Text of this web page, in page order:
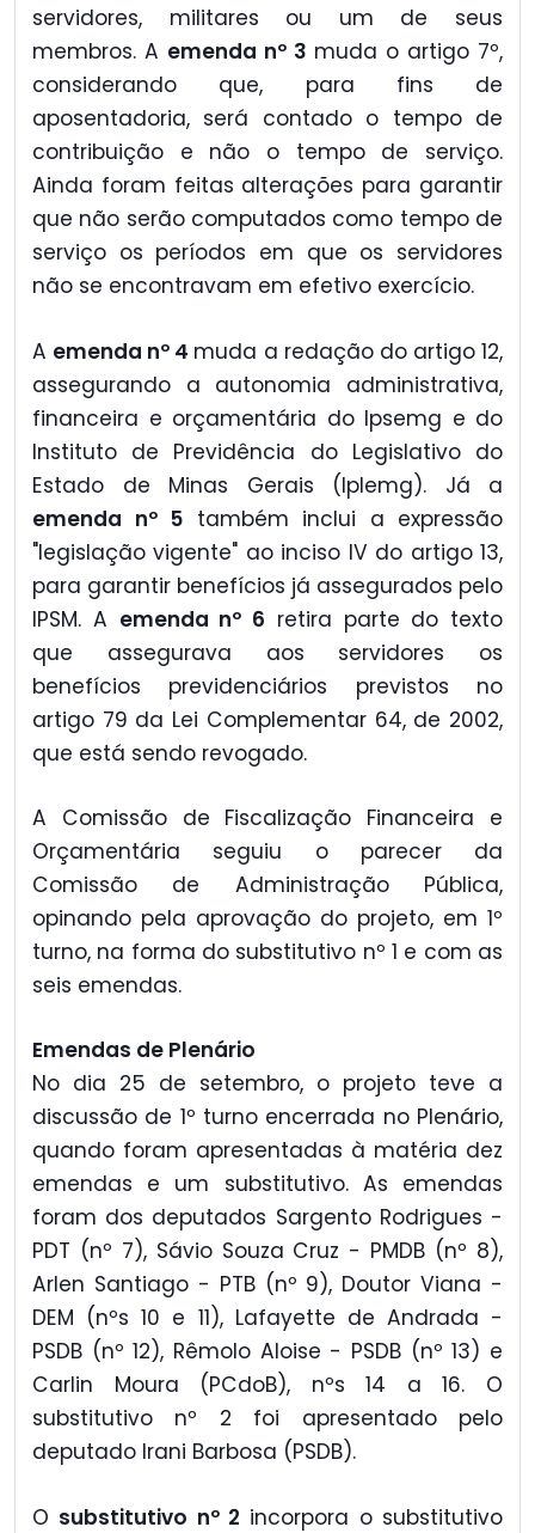
servidores, militares ou um de seus
membros. A emenda nº 3 muda o artigo 7º,
considerando que, para fins de
aposentadoria, será contado o tempo de
contribuição e não o tempo de serviço.
Ainda foram feitas alterações para garantir
que não serão computados como tempo de
serviço os períodos em que os servidores
não se encontravam em efetivo exercício.
A emenda nº 4 muda a redação do artigo 12,
assegurando a autonomia administrativa,
financeira e orçamentária do Ipsemg e do
Instituto de Previdência do Legislativo do
Estado de Minas Gerais (Iplemg). Já a
emenda nº 5 também inclui a expressão
"legislação vigente" ao inciso IV do artigo 13,
para garantir benefícios já assegurados pelo
IPSM. A emenda nº 6 retira parte do texto
que assegurava aos servidores os
benefícios previdenciários previstos no
artigo 79 da Lei Complementar 64, de 2002,
que está sendo revogado.
A Comissão de Fiscalização Financeira e
Orçamentária seguiu o parecer da
Comissão de Administração Pública,
opinando pela aprovação do projeto, em 1º
turno, na forma do substitutivo nº 1 e com as
seis emendas.
Emendas de Plenário
No dia 25 de setembro, o projeto teve a
discussão de 1º turno encerrada no Plenário,
quando foram apresentadas à matéria dez
emendas e um substitutivo. As emendas
foram dos deputados Sargento Rodrigues -
PDT (nº 7), Sávio Souza Cruz - PMDB (nº 8),
Arlen Santiago - PTB (nº 9), Doutor Viana -
DEM (nºs 10 e 11), Lafayette de Andrada -
PSDB (nº 12), Rêmolo Aloise - PSDB (nº 13) e
Carlin Moura (PCdoB), nºs 14 a 16. O
substitutivo nº 2 foi apresentado pelo
deputado Irani Barbosa (PSDB).
O substitutivo nº 2 incorpora o substitutivo